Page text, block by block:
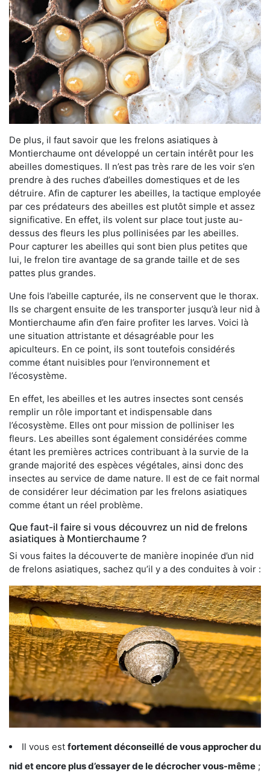
De plus, il faut savoir que les frelons asiatiques à
Montierchaume ont développé un certain intérêt pour les
abeilles domestiques. Il n’est pas très rare de les voir s’en
prendre à des ruches d’abeilles domestiques et de les
détruire. Afin de capturer les abeilles, la tactique employée
par ces prédateurs des abeilles est plutôt simple et assez
significative. En effet, ils volent sur place tout juste au-
dessus des fleurs les plus pollinisées par les abeilles.
Pour capturer les abeilles qui sont bien plus petites que
lui, le frelon tire avantage de sa grande taille et de ses
pattes plus grandes.
Une fois l’abeille capturée, ils ne conservent que le thorax.
Ils se chargent ensuite de les transporter jusqu’à leur nid à
Montierchaume afin d’en faire profiter les larves. Voici là
une situation attristante et désagréable pour les
apiculteurs. En ce point, ils sont toutefois considérés
comme étant nuisibles pour l’environnement et
l’écosystème.
En effet, les abeilles et les autres insectes sont censés
remplir un rôle important et indispensable dans
l’écosystème. Elles ont pour mission de polliniser les
fleurs. Les abeilles sont également considérées comme
étant les premières actrices contribuant à la survie de la
grande majorité des espèces végétales, ainsi donc des
insectes au service de dame nature. Il est de ce fait normal
de considérer leur décimation par les frelons asiatiques
comme étant un réel problème.
Que faut-il faire si vous découvrez un nid de frelons
asiatiques à Montierchaume ?
Si vous faites la découverte de manière inopinée d’un nid
de frelons asiatiques, sachez qu’il y a des conduites à voir :
Il vous est fortement déconseillé de vous approcher du
nid et encore plus d’essayer de le décrocher vous-même ;